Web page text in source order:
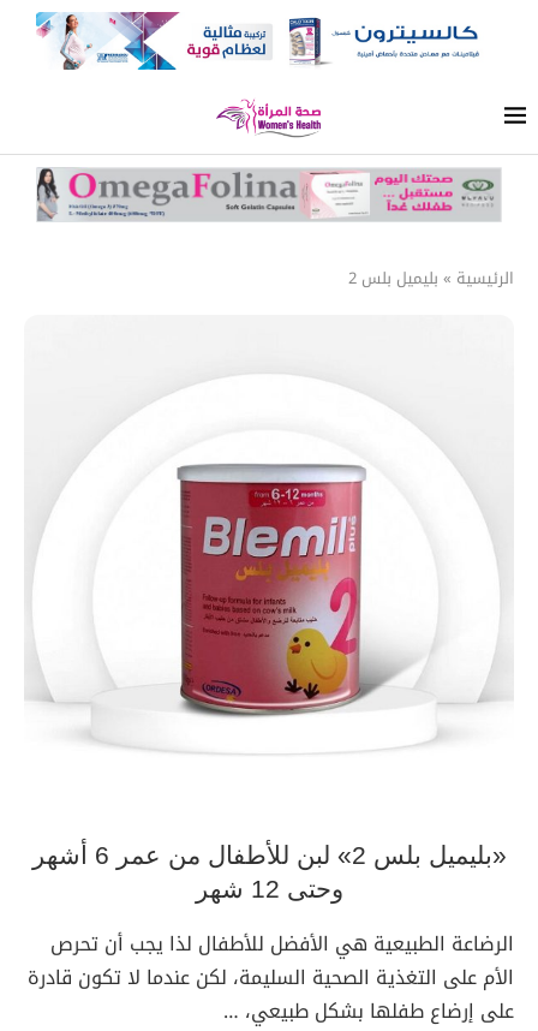
الرئيسية » بليميل بلس 2
«بليميل بلس 2» لبن للأطفال من عمر 6 أشهر
وحتى 12 شهر
الرضاعة الطبيعية هي الأفضل للأطفال لذا يجب أن تحرص
الأم على التغذية الصحية السليمة، لكن عندما لا تكون قادرة
على إرضاع طفلها بشكل طبيعي، …